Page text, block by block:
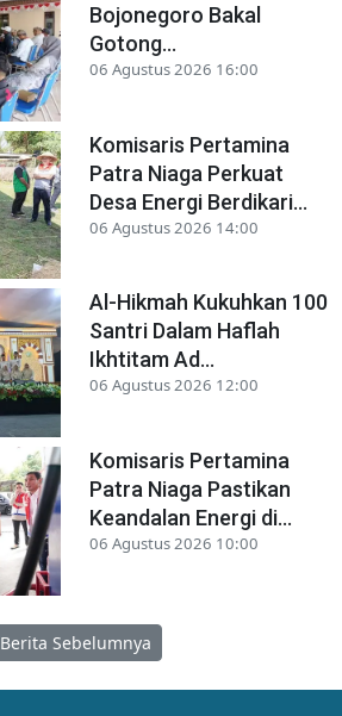
Bojonegoro Bakal
Gotong...
06 Agustus 2026 16:00
Komisaris Pertamina
Patra Niaga Perkuat
Desa Energi Berdikari...
06 Agustus 2026 14:00
Al-Hikmah Kukuhkan 100
Santri Dalam Haflah
Ikhtitam Ad...
06 Agustus 2026 12:00
Komisaris Pertamina
Patra Niaga Pastikan
Keandalan Energi di...
06 Agustus 2026 10:00
Berita Sebelumnya